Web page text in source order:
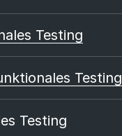
Testing
Testing
Testing